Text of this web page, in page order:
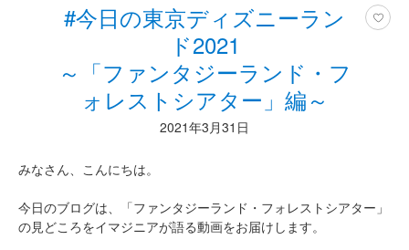
#今日の東京ディズニーラン
ド2021
～「ファンタジーランド・フ
ォレストシアター」編～
2021年3月31日
みなさん、こんにちは。
今日のブログは、「ファンタジーランド・フォレストシアター」
の見どころをイマジニアが語る動画をお届けします。